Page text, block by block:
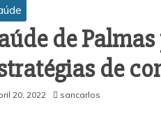
de
de
20, 2022 sancarlos